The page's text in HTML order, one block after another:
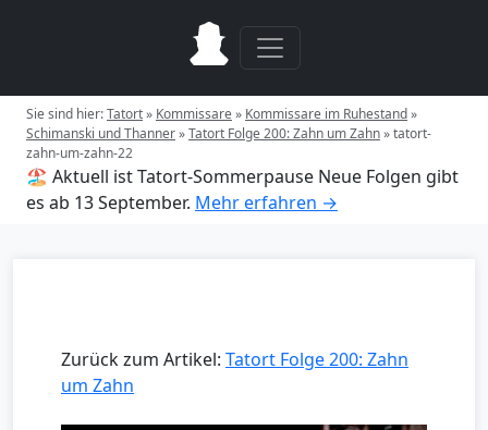
Sie sind hier:Tatort» Kommissare» Kommissare im Ruhestand»
Schimanski und Thanner»Tatort Folge 200: Zahn um Zahn»tatort-
zahn-um-zahn-22
🏖️ Aktuell ist Tatort-Sommerpause Neue Folgen gibt
es ab 13 September. Mehr erfahren →
Zurück zum Artikel: Tatort Folge 200: Zahn
um Zahn